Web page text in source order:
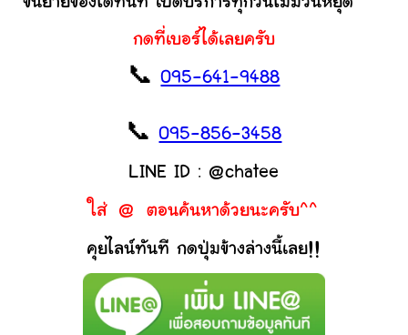
กดที่เบอร์ได้เลยครับ
📞095-641-9488
📞095-856-3458
LINE ID : @chatee
ใส่ @ ตอนค้นหาด้วยนะครับ^^
คุยไลน์ทันที กดปุ่มข้างล่างนี้เลย!!